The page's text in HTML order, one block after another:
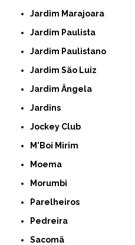
Jardim Marajoara
Jardim Paulista
Jardim Paulistano
Jardim São Luiz
Jardim Ângela
Jardins
Jockey Club
M'Boi Mirim
Moema
Morumbi
Parelheiros
Pedreira
Sacomã